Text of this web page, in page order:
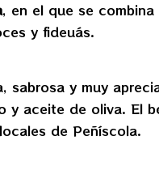
, en el que se
y fideuás.
y muy
aceite de oliva. El
de Peñíscola.